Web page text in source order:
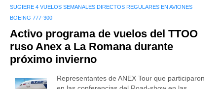
SUGIERE 4 VUELOS SEMANALES DIRECTOS REGULARES EN AVIONES
BOEING 777-300
Activo programa de vuelos del TTOO
ruso Anex a La Romana durante
próximo invierno
Representantes de ANEX Tour que participaron